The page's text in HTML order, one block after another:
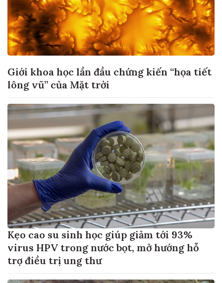
Giới khoa học lần đầu chứng kiến “họa tiết
lông vũ” của Mặt trời
Kẹo cao su sinh học giúp giảm tới 93%
virus HPV trong nước bọt, mở hướng hỗ
trợ điều trị ung thư